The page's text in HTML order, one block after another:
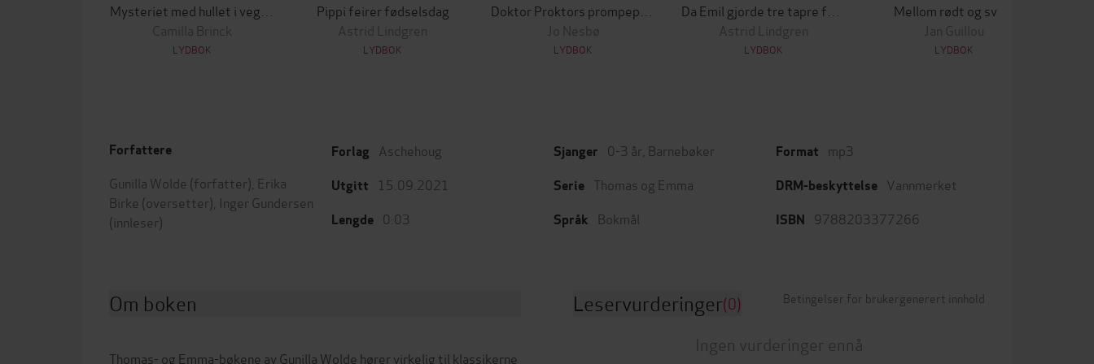
Camilla Brinck
LYDBOK
Pippi feirer fødselsdag
Astrid Lindgren
LYDBOK
Jo Nesbø
LYDBOK
Astrid Lindgren
LYDBOK
Mellom rødt og svart
Jan Guillou
LYDBOK
Forfattere
Gunilla Wolde (forfatter), Erika
Birke (oversetter), Inger Gundersen
(innleser)
Forlag Aschehoug
Utgitt 15.09.2021
Lengde 0:03
Sjanger 0-3 år Barnebøker
Serie Thomas og Emma
Språk Bokmål
Format mp3
DRM-beskyttelse Vannmerket
ISBN 9788203377266
Om boken
Thomas- og Emma-bøkene av Gunilla Wolde hører virkelig til klassikerne
Leservurderinger(0) Betingelser for brukergenerert innhold
Ingen vurderinger ennå